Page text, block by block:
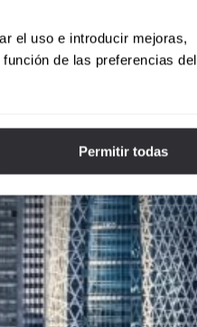
el uso e introducir mejoras,
de las preferencias del
Permitir todas